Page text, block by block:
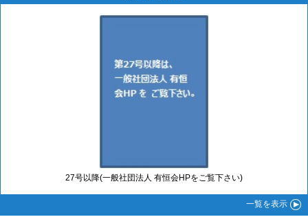
27号以降(一般社団法人 有恒会HPをご覧下さい)
一覧を表示